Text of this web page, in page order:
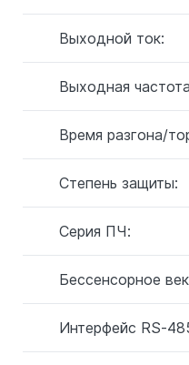
Выходной ток:
Выходная
Время разгона/
Степень защиты:
Серия ПЧ:
Бессенсорное
Интерфейс RS-